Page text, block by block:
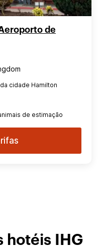
de
cidade Hamilton
de estimação
hotéis IHG